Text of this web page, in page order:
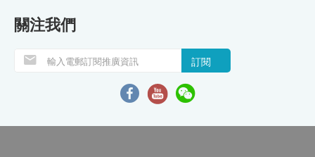
關注我們
訂閱